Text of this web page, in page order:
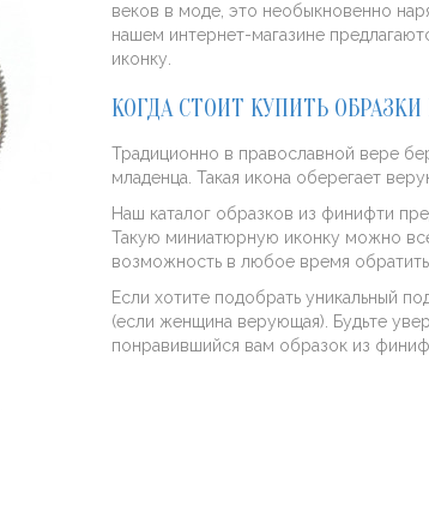
веков в моде, это необыкновенно
нашем интернет-магазине
иконку.
КОГДА СТОИТ КУПИТЬ
Традиционно в православной вере
младенца. Такая икона оберегает
Наш каталог образков из финифти
Такую миниатюрную иконку можно
возможность в любое время
Если хотите подобрать уникальный
(если женщина верующая). Будьте
понравившийся вам образок из